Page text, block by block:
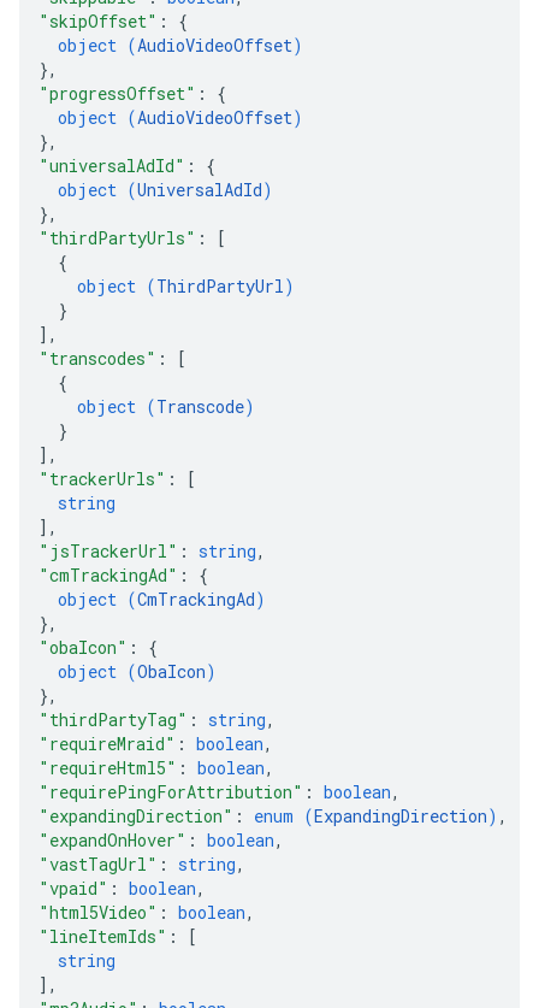
"skipOffset" : {
object (AudioVideoOffset)
},
"progressOffset" : {
object (AudioVideoOffset)
},
"universalAdId" : {
object (UniversalAdId)
},
"thirdPartyUrls" :
[
{
object (ThirdPartyUrl)
}
] ,
"transcodes" :
[
{
object (Transcode)
}
] ,
"trackerUrls" :
[
string
] ,
"jsTrackerUrl" : string,
"cmTrackingAd" : {
object (CmTrackingAd)
},
"obaIcon" : {
object (ObaIcon)
},
"thirdPartyTag" : string,
"requireMraid" : boolean,
"requireHtml5" : boolean,
"requirePingForAttribution" : boolean,
"expandingDirection" : enum (ExpandingDirection) ,
"expandOnHover" : boolean,
"vastTagUrl" : string,
"vpaid" : boolean,
"html5Video" : boolean,
"lineItemIds" :
[
string
] ,